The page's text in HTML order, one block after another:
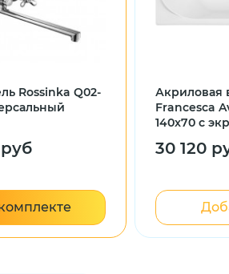
Rossinka Q02-
Акриловая
Francesca
140x70 с
30 120